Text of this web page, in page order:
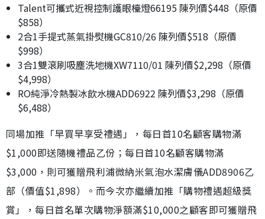
Talent可攜式近視控制護眼檯燈66195 陳列價$448（原價
$858）
2合1手提式蒸氣掛熨機GC810/26 陳列價$518（原價
$998）
3合1雙滾刷吸塵洗地機XW7110/01 陳列價$2,298（原價
$4,998）
RO純淨冷熱製冰飲水機ADD6922 陳列價$3,298（原價
$6,488）
同場加推「早買早享受禮遇」，每日首10名顧客購物滿
$1,000即送隨機禮品乙份；每日首10名顧客購物滿
$3,000，則可獲贈飛利浦微納米氣泡水潔膚儀ADD8906乙
部（價值$1,898）。而今次亦繼續加推「購物禮遇超級獎
賞」，每日首名單次購物淨額滿$10,000之顧客即可獲贈飛